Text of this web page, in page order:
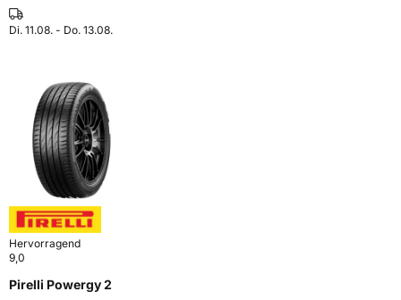
Di. 11.08. - Do. 13.08.
Hervorragend
9,0
Pirelli Powergy 2